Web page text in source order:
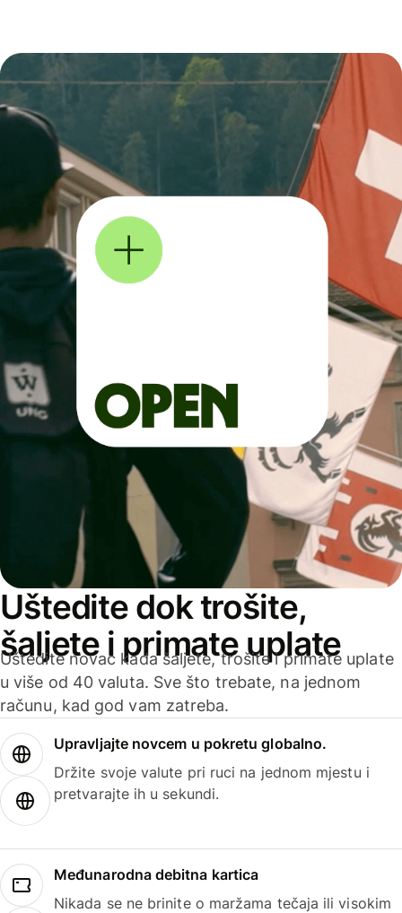
Uštedite dok trošite,
šaljete i primate uplate
Uštedite novac kada šaljete, trošite i primate uplate
u više od 40 valuta. Sve što trebate, na jednom
računu, kad god vam zatreba.
Upravljajte novcem u pokretu globalno.
Držite svoje valute pri ruci na jednom mjestu i
pretvarajte ih u sekundi.
Međunarodna debitna kartica
Nikada se ne brinite o maržama tečaja ili visokim